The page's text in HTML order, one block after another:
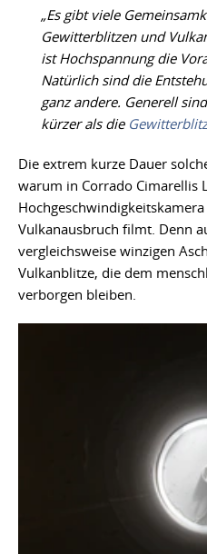
„Es gibt viele
Gewitterblitzen und
ist Hochspannung die
Natürlich sind die
ganz andere. Generell
kürzer als die
Die extrem kurze Dauer
warum in Corrado Cimarellis
Vulkanausbruch filmt. Denn
vergleichsweise winzigen
Vulkanblitze, die dem
verborgen bleiben.